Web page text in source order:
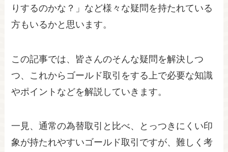
りするのかな？」など様々な疑問を持たれている
方もいるかと思います。
この記事では、皆さんのそんな疑問を解決しつ
つ、これからゴールド取引をする上で必要な知識
やポイントなどを解説していきます。
一見、通常の為替取引と比べ、とっつきにくい印
象が持たれやすいゴールド取引ですが、難しく考